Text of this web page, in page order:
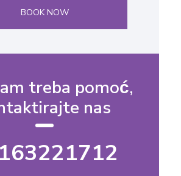
BOOK NOW
treba pomoć,
nas